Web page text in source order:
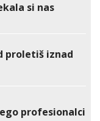
si nas
proletiš iznad
profesionalci